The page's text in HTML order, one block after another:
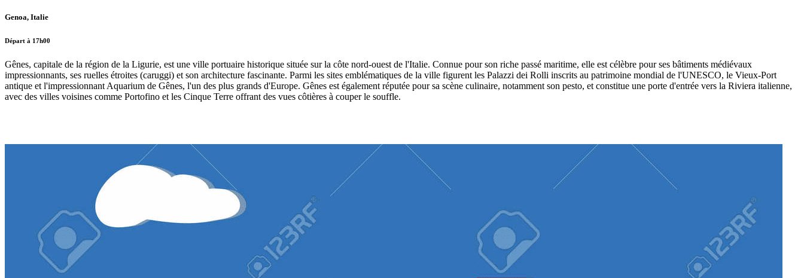
Genoa, Italie
Départ à 17h00
Gênes, capitale de la région de la Ligurie, est une ville portuaire historique située sur la côte nord-ouest de l'Italie. Connue pour son riche passé maritime, elle est célèbre pour ses bâtiments médiévaux
impressionnants, ses ruelles étroites (caruggi) et son architecture fascinante. Parmi les sites emblématiques de la ville figurent les Palazzi dei Rolli inscrits au patrimoine mondial de l'UNESCO, le Vieux-Port
antique et l'impressionnant Aquarium de Gênes, l'un des plus grands d'Europe. Gênes est également réputée pour sa scène culinaire, notamment son pesto, et constitue une porte d'entrée vers la Riviera italienne,
avec des villes voisines comme Portofino et les Cinque Terre offrant des vues côtières à couper le souffle.